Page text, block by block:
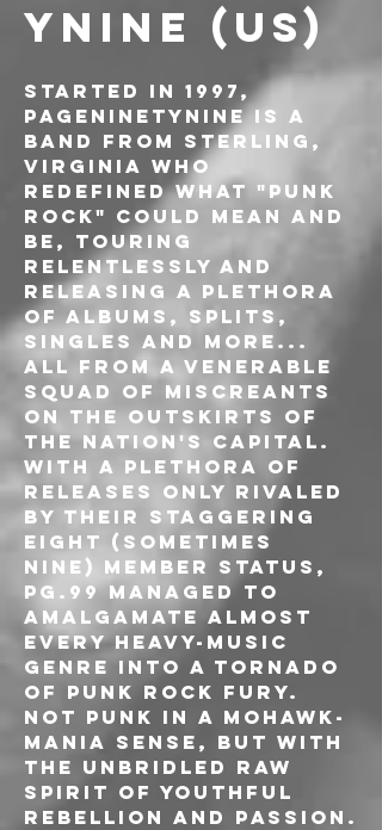
YNINE (US)
Started in 1997,
Pageninetynine is a
band from Sterling,
Virginia who
redefined what "punk
rock" could mean and
be, touring
relentlessly and
releasing a plethora
of albums, splits,
singles and more...
all from a venerable
squad of miscreants
on the outskirts of
the nation's capital.
With a plethora of
releases only rivaled
by their staggering
eight (sometimes
nine) member status,
Pg.99 managed to
amalgamate almost
every heavy-music
genre into a tornado
of punk rock fury.
Not punk in a mohawk-
mania sense, but with
the unbridled raw
spirit of youthful
rebellion and passion.